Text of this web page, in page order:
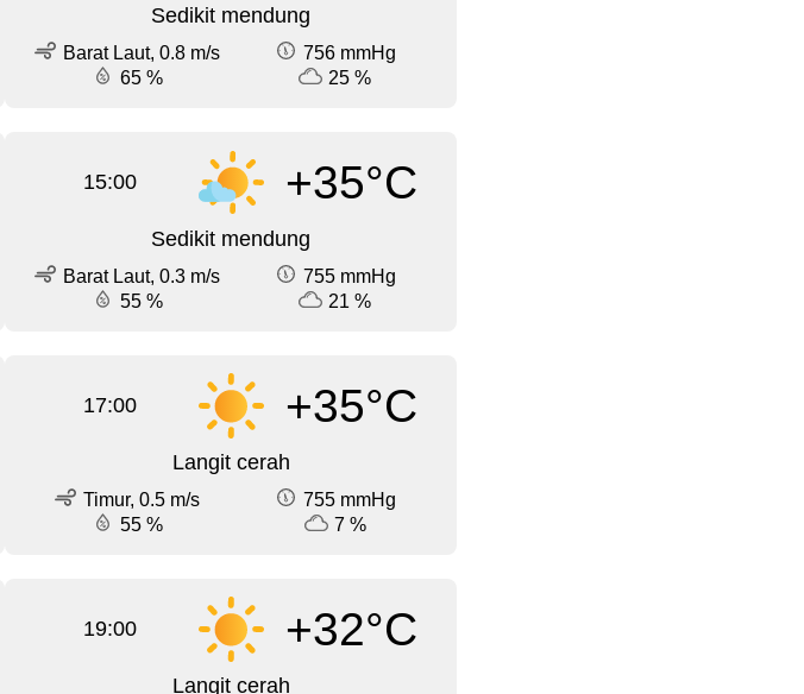
Sedikit mendung
Barat Laut, 0.8 m/s
756 mmHg
65 %
25 %
15:00 +35°C
Sedikit mendung
Barat Laut, 0.3 m/s
755 mmHg
55 %
21 %
17:00 +35°C
Langit cerah
Timur, 0.5 m/s
755 mmHg
55 %
7 %
19:00 +32°C
Langit cerah